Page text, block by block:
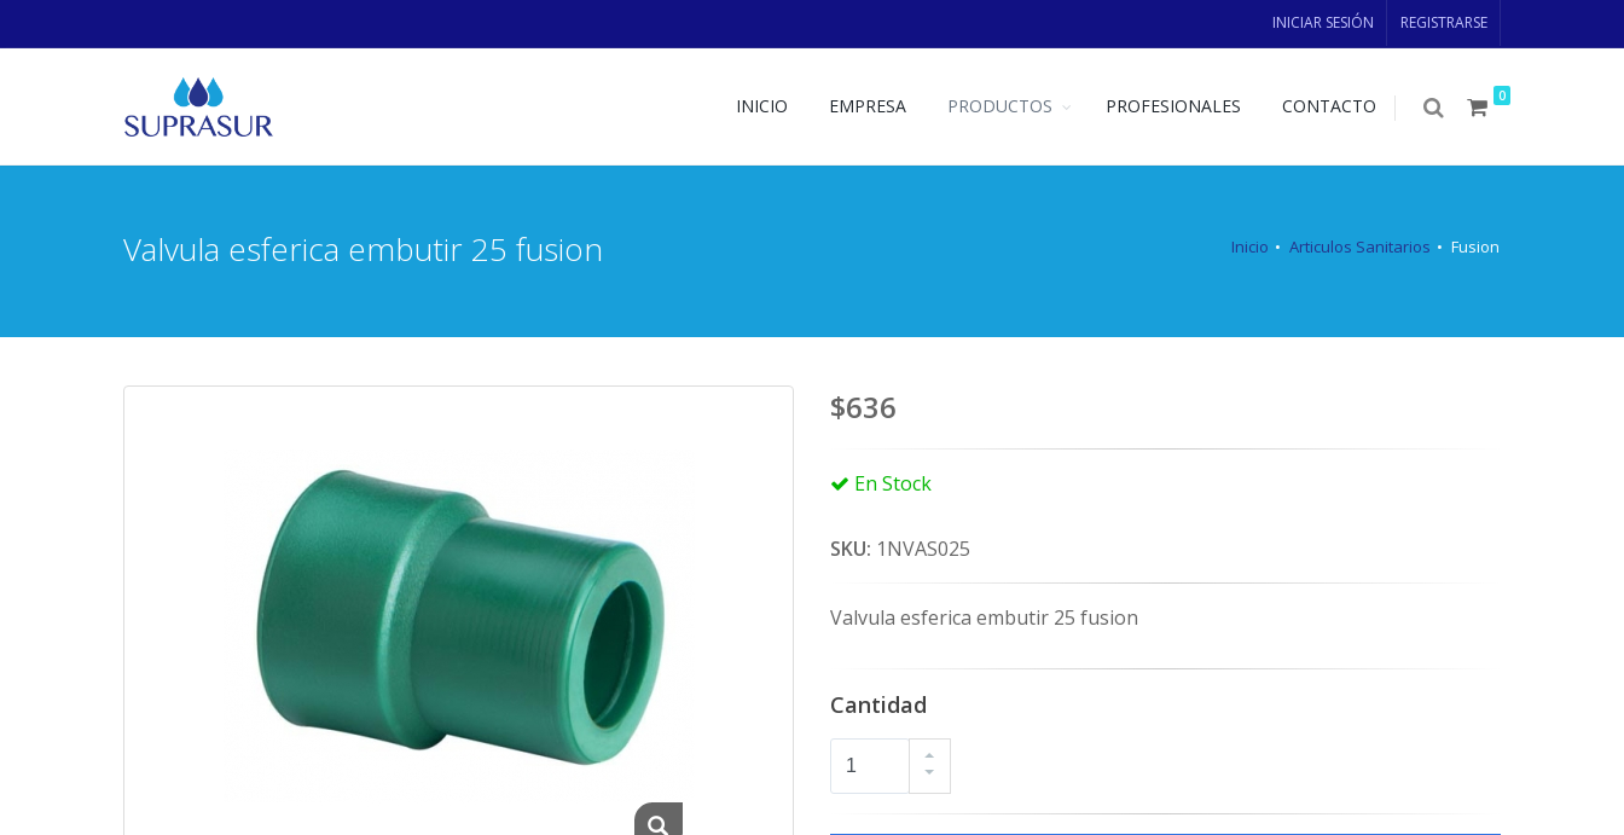
INICIAR SESIÓN REGISTRARSE
0
INICIO EMPRESA PRODUCTOS PROFESIONALES CONTACTO
Valvula esferica embutir 25 fusion Inicio Articulos Sanitarios Fusion
$636
En Stock
SKU: 1NVAS025
Valvula esferica embutir 25 fusion
Cantidad